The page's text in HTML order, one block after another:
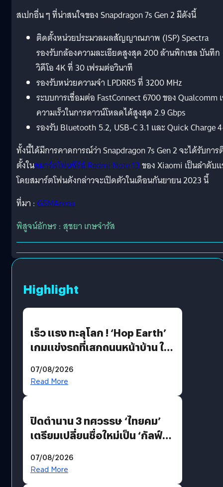
สเปกอื่น ๆ ที่น่าสนใจของ Snapdragon 7s Gen 2 มีดังนี้
ติดตั้งหน่วยประมวลผลสัญญาณภาพ (ISP) Spectra
รองรับกล้องความละเอียดสูงสุด 200 ล้านพิกเซล บันทึก
วิดีโอ 4K ที่ 30 เฟรมต่อวินาที
รองรับหน่วยความจำ LPDRR5 ที่ 3200 MHz
ระบบการเชื่อมต่อ FastConnect 6700 ของ Qualcomm
ความเร็วในการดาวน์โหลดได้สูงสุด 2.9 Gbps
รองรับ Bluetooth 5.2, USB-C 3.1 และ Quick Charge
ทั้งนี้ได้มีการคาดการณ์ว่า Snapdragon 7s Gen 2 จะได้รับกา
ตั้งในสมาร์ตโฟนซีรีส์ Redmi Note 13ของ Xiaomi เป็นลำดับ
โดยสมาร์ตโฟนดังกล่าวจะเปิดตัวในเดือนกันยายน 2023 นี้
ที่มา : GSMArena
พิสูจน์อักษร : สุชยา เกษจำรัส
Highlight
เร็ว แรง ทะลุโลก ! ‘Hop Earth’
เกมแข่งรถที่เสกถนนหน้าบ้าน ให้
07/08/2026
Read More
ปิดตำนาน 3 ทศวรรษ ‘ไทยคม’
เตรียมเปลี่ยนชื่อใหม่เป็น ‘กัลฟ์
อวกาศเต็มสูบ
07/08/2026
Read More